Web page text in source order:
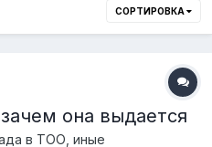
СОРТИРОВКА
она выдается
в ТОО, иные